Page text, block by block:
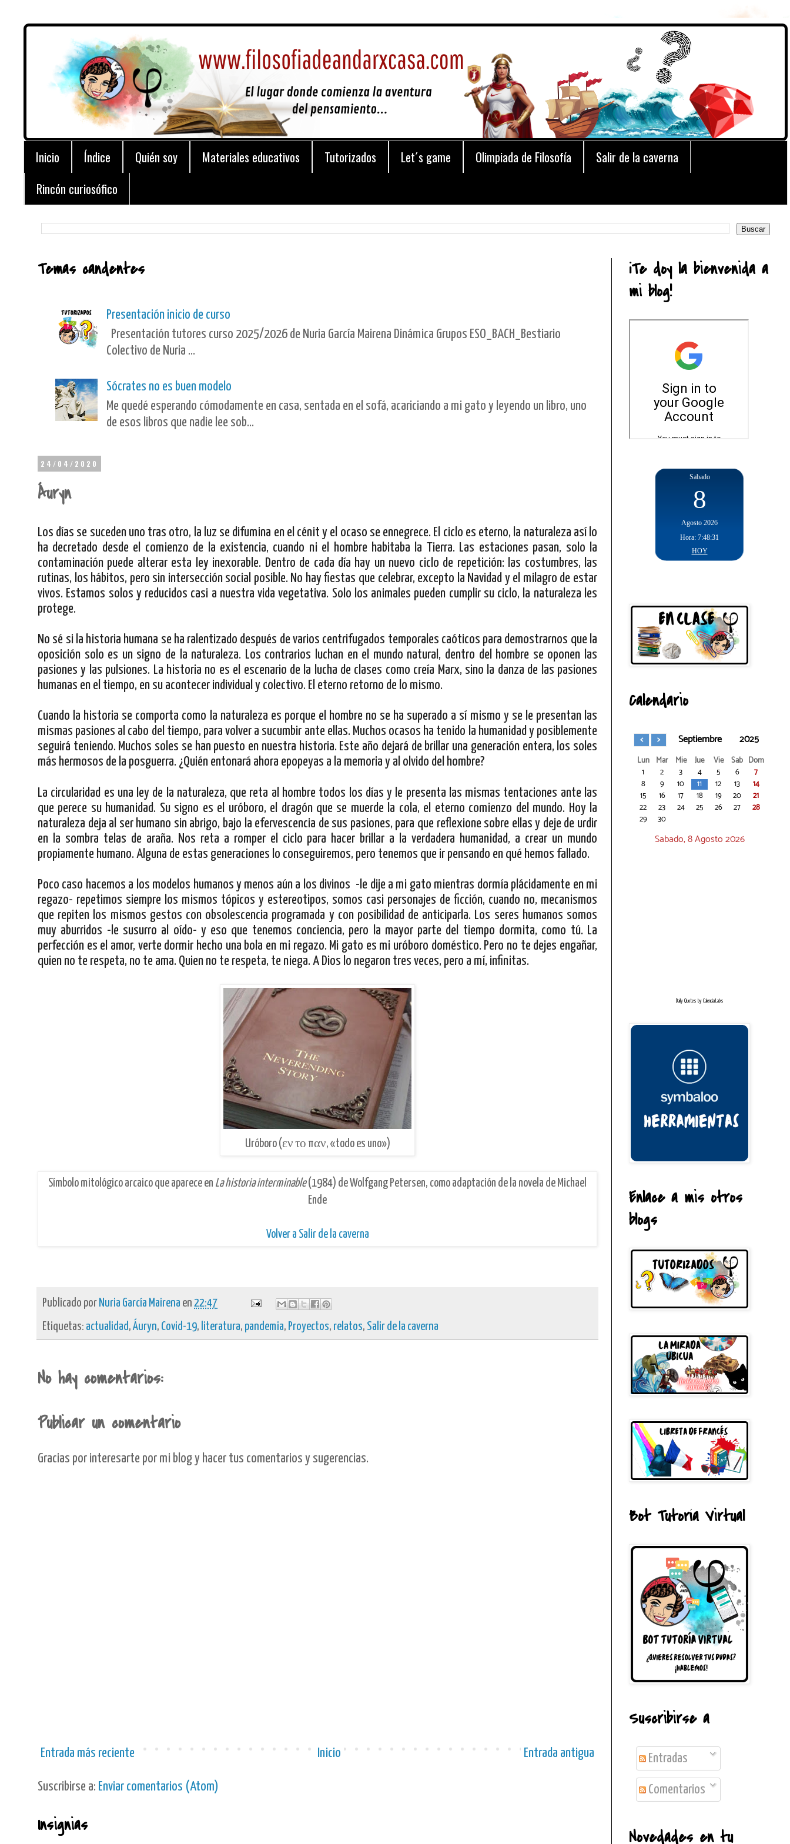
Inicio Índice Quién soy Materiales educativos Tutorizados Let´s game Olimpiada de Filosofía
Salir de la caverna
Rincón curiosófico
Temas candentes
Presentación inicio de curso
Presentación tutores curso 2025/2026 de Nuria García Mairena Dinámica Grupos ESO_BACH_Bestiario
Colectivo de Nuria ...
Sócrates no es buen modelo
Me quedé esperando cómodamente en casa, sentada en el sofá, acariciando a mi gato y leyendo un libro, uno
de esos libros que nadie lee sob...
24/04/2020
Áuryn
Los días se suceden uno tras otro, la luz se difumina en el cénit y el ocaso se ennegrece. El ciclo es eterno, la naturaleza así lo
ha decretado desde el comienzo de la existencia, cuando ni el hombre habitaba la Tierra. Las estaciones pasan, solo la
contaminación puede alterar esta ley inexorable. Dentro de cada día hay un nuevo ciclo de repetición: las costumbres, las
rutinas, los hábitos, pero sin intersección social posible. No hay fiestas que celebrar, excepto la Navidad y el milagro de estar
vivos. Estamos solos y reducidos casi a nuestra vida vegetativa. Solo los animales pueden cumplir su ciclo, la naturaleza les
protege.
No sé si la historia humana se ha ralentizado después de varios centrifugados temporales caóticos para demostrarnos que la
oposición solo es un signo de la naturaleza. Los contrarios luchan en el mundo natural, dentro del hombre se oponen las
pasiones y las pulsiones. La historia no es el escenario de la lucha de clases como creía Marx, sino la danza de las pasiones
humanas en el tiempo, en su acontecer individual y colectivo. El eterno retorno de lo mismo.
Cuando la historia se comporta como la naturaleza es porque el hombre no se ha superado a sí mismo y se le presentan las
mismas pasiones al cabo del tiempo, para volver a sucumbir ante ellas. Muchos ocasos ha tenido la humanidad y posiblemente
seguirá teniendo. Muchos soles se han puesto en nuestra historia. Este año dejará de brillar una generación entera, los soles
más hermosos de la posguerra. ¿Quién entonará ahora epopeyas a la memoria y al olvido del hombre?
La circularidad es una ley de la naturaleza, que reta al hombre todos los días y le presenta las mismas tentaciones ante las
que perece su humanidad. Su signo es el uróboro, el dragón que se muerde la cola, el eterno comienzo del mundo. Hoy la
naturaleza deja al ser humano sin abrigo, bajo la efervescencia de sus pasiones, para que reflexione sobre ellas y deje de urdir
en la sombra telas de araña. Nos reta a romper el ciclo para hacer brillar a la verdadera humanidad, a crear un mundo
propiamente humano. Alguna de estas generaciones lo conseguiremos, pero tenemos que ir pensando en qué hemos fallado.
Poco caso hacemos a los modelos humanos y menos aún a los divinos -le dije a mi gato mientras dormía plácidamente en mi
regazo- repetimos siempre los mismos tópicos y estereotipos, somos casi personajes de ficción, cuando no, mecanismos
que repiten los mismos gestos con obsolescencia programada y con posibilidad de anticiparla. Los seres humanos somos
muy aburridos -le susurro al oído- y eso que tenemos conciencia, pero la mayor parte del tiempo dormita, como tú. La
perfección es el amor, verte dormir hecho una bola en mi regazo. Mi gato es mi uróboro doméstico. Pero no te dejes engañar,
quien no te respeta, no te ama. Quien no te respeta, te niega. A Dios lo negaron tres veces, pero a mí, infinitas.
Uróboro (εν το παν, «todo es uno»)
Símbolo mitológico arcaico que aparece en La historia interminable(1984) de Wolfgang Petersen, como adaptación de la novela de Michael
Ende
Volver a Salir de la caverna
Publicado por Nuria García Mairena en 22:47
Etiquetas: actualidad, Áuryn, Covid-19, literatura, pandemia, Proyectos, relatos, Salir de la caverna
No hay comentarios:
Publicar un comentario
Gracias por interesarte por mi blog y hacer tus comentarios y sugerencias.
Entrada más reciente Entrada antigua
Inicio
Suscribirse a: Enviar comentarios (Atom)
Insignias
¡Te doy la bienvenida a
mi blog!
Calendario
Septiembre 2025
Lun Mar Mie Jue Vie Sab Dom
1
2 3 4 5 6
7
8
9 10 11 12 13
14
15
16 17 18 19 20
21
22
23 24 25 26 27
28
29
30
Sabado, 8 Agosto 2026
Daily Quotes by CalendarLabs
Enlace a mis otros
blogs
Bot Tutoría Virtual
Suscribirse a
Entradas
Comentarios
Novedades en tu